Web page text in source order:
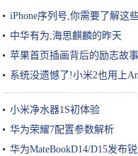
iPhone序列号,你需要了解这
中华有为,海思麒麟的昨天
苹果首页插画背后的励志故
系统没遗憾了!小米2也用上
小米净水器1S初体验
华为荣耀7配置参数解析
华为MateBookD14/D15发布